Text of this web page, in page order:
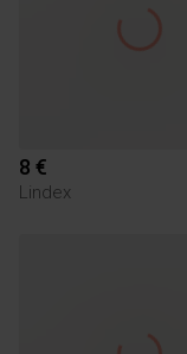
8 €
Lindex